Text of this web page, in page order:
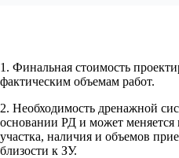
1. Финальная стоимость
фактическим объемам работ.
2. Необходимость дренажной
основании РД и может меняется
участка, наличия и объемов
близости к ЗУ.